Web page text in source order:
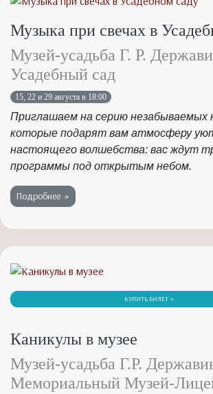
Музыка при свечах в
Музей-усадьба Г. Р.
Усадебный сад
15, 22 и 29 августа в 18:00
Приглашаем на серию незабываемых
которые подарят вам атмосферу
настоящего волшебства: вас ждут
программы под открытым небом.
Подробнее →
КУПИТЬ БИЛЕТ →
Каникулы в музее
Музей-усадьба Г.Р.
Мемориальный Музей-